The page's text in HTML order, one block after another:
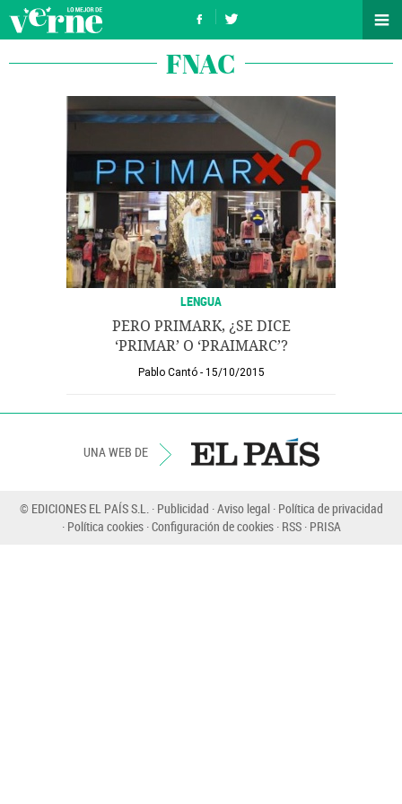
FNAC
LENGUA
PERO PRIMARK, ¿SE DICE
‘PRIMAR’ O ‘PRAIMARC’?
Pablo Cantó 15/10/2015
UNA WEB DE
© EDICIONES EL PAÍS S.L. Publicidad Aviso legal Política de privacidad
Política cookies Configuración de cookies RSS PRISA